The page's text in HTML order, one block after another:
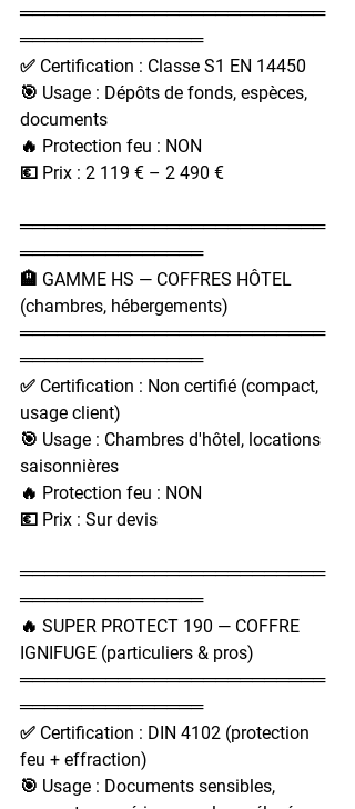
═════════════════════════
═══════════════
✅ Certification : Classe S1 EN 14450
🎯 Usage : Dépôts de fonds, espèces,
documents
🔥 Protection feu : NON
💶 Prix : 2 119 € – 2 490 €
═════════════════════════
═══════════════
🏨 GAMME HS — COFFRES HÔTEL
(chambres, hébergements)
═════════════════════════
═══════════════
✅ Certification : Non certifié (compact,
usage client)
🎯 Usage : Chambres d'hôtel, locations
saisonnières
🔥 Protection feu : NON
💶 Prix : Sur devis
═════════════════════════
═══════════════
🔥 SUPER PROTECT 190 — COFFRE
IGNIFUGE (particuliers & pros)
═════════════════════════
═══════════════
✅ Certification : DIN 4102 (protection
feu + effraction)
🎯 Usage : Documents sensibles,